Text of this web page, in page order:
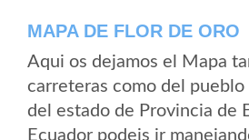
MAPA DE FLOR DE ORO
Aqui os dejamos el Mapa
carreteras como del
del estado de Provincia de
Ecuador podeis ir